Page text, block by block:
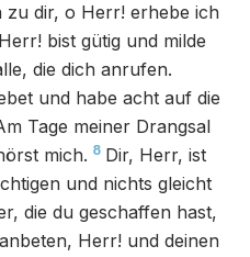
zu dir, o Herr! erhebe ich
bist gütig und milde
die dich anrufen.
und habe acht auf die
Tage meiner Drangsal
mich. 8 Dir, Herr, ist
und nichts gleicht
die du geschaffen hast,
Herr! und deinen